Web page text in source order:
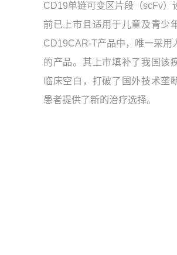
CD19单链可变区片段（scFv）
前已上市且适用于儿童及青少
CD19CAR-T产品中，唯一采用
的产品。其上市填补了我国该
临床空白，打破了国外技术垄
患者提供了新的治疗选择。